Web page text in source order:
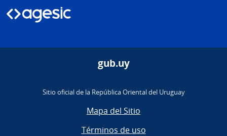
gub.uy
Sitio oficial de la República Oriental del Uruguay
Mapa del Sitio
Términos de uso